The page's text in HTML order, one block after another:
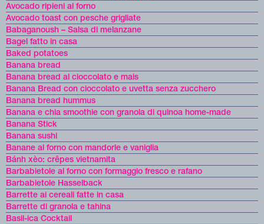
Avocado ripieni al forno
Avocado toast con pesche grigliate
Babaganoush – Salsa di melanzane
Bagel fatto in casa
Baked potatoes
Banana bread
Banana bread al cioccolato e mais
Banana Bread con cioccolato e uvetta senza zucchero
Banana bread hummus
Banana e chia smoothie con granola di quinoa home-made
Banana Stick
Banana sushi
Banane al forno con mandorle e vaniglia
Bánh xèo: crêpes vietnamita
Barbabietole al forno con formaggio fresco e rafano
Barbabietole Hasselback
Barrette ai cereali fatte in casa
Barrette di granola e tahina
Basil-ica Cocktail